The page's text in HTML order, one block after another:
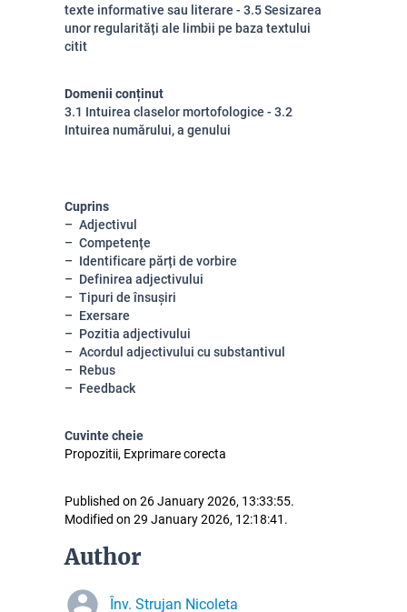
texte informative sau literare - 3.5 Sesizarea
unor regularități ale limbii pe baza textului
citit
Domenii conținut
3.1 Intuirea claselor mortofologice - 3.2
Intuirea numărului, a genului
Cuprins
Adjectivul
Competențe
Identificare părți de vorbire
Definirea adjectivului
Tipuri de însușiri
Exersare
Pozitia adjectivului
Acordul adjectivului cu substantivul
Rebus
Feedback
Cuvinte cheie
Propozitii, Exprimare corecta
Published on 26 January 2026, 13:33:55.
Modified on 29 January 2026, 12:18:41.
Author
Înv. Strujan Nicoleta